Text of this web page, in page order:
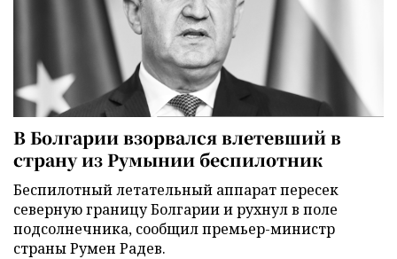
В Болгарии взорвался влетевший в
страну из Румынии беспилотник
Беспилотный летательный аппарат пересек
северную границу Болгарии и рухнул в поле
подсолнечника, сообщил премьер-министр
страны Румен Радев.